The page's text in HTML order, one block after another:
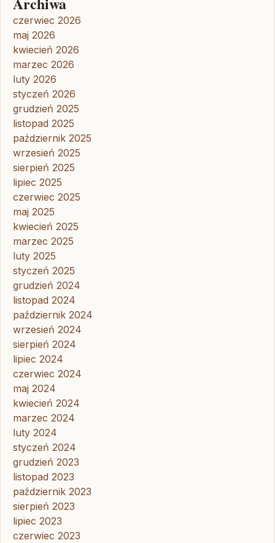
czerwiec 2026
maj 2026
kwiecień 2026
marzec 2026
luty 2026
styczeń 2026
grudzień 2025
listopad 2025
październik 2025
wrzesień 2025
sierpień 2025
lipiec 2025
czerwiec 2025
maj 2025
kwiecień 2025
marzec 2025
luty 2025
styczeń 2025
grudzień 2024
listopad 2024
październik 2024
wrzesień 2024
sierpień 2024
lipiec 2024
czerwiec 2024
maj 2024
kwiecień 2024
marzec 2024
luty 2024
styczeń 2024
grudzień 2023
listopad 2023
październik 2023
sierpień 2023
lipiec 2023
czerwiec 2023